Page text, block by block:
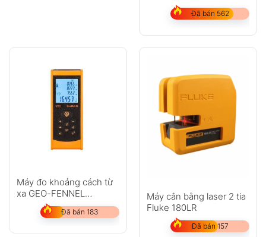
Multi-Pointer
Đã bán 562
Máy đo khoảng cách từ
xa GEO-FENNEL
GeoDist 40
Đã bán 183
Máy cân bằng laser 2 tia
Fluke 180LR
Đã bán 157